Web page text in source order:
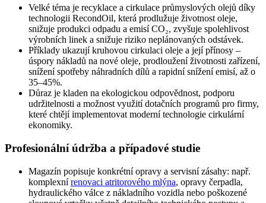
Velké téma je recyklace a cirkulace průmyslových olejů díky
technologii RecondOil, která prodlužuje životnost oleje,
snižuje produkci odpadu a emisí CO₂, zvyšuje spolehlivost
výrobních linek a snižuje riziko neplánovaných odstávek.
Příklady ukazují kruhovou cirkulaci oleje a její přínosy –
úspory nákladů na nové oleje, prodloužení životnosti zařízení,
snížení spotřeby náhradních dílů a rapidní snížení emisí, až o
35–45%.
Důraz je kladen na ekologickou odpovědnost, podporu
udržitelnosti a možnost využití dotačních programů pro firmy,
které chtějí implementovat moderní technologie cirkulární
ekonomiky.
Profesionální údržba a případové studie
Magazín popisuje konkrétní opravy a servisní zásahy: např.
komplexnírenovaci atritorového mlýna, opravy čerpadla,
hydraulického válce z nákladního vozidla nebo poškozené